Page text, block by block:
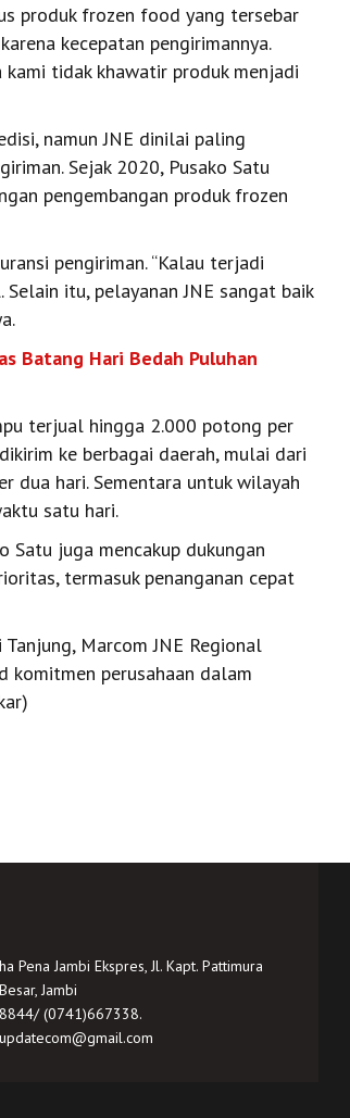
produk frozen food yang tersebar
kecepatan pengirimannya.
tidak khawatir produk menjadi
namun JNE dinilai paling
Sejak 2020, Pusako Satu
pengembangan produk frozen
pengiriman. “Kalau terjadi
itu, pelayanan JNE sangat baik
Batang Hari Bedah Puluhan
terjual hingga 2.000 potong per
ke berbagai daerah, mulai dari
dua hari. Sementara untuk wilayah
satu hari.
Satu juga mencakup dukungan
termasuk penanganan cepat
Marcom JNE Regional
komitmen perusahaan dalam
Pena Jambi Ekspres, Jl. Kapt. Pattimura
Jambi
(0741)667338.